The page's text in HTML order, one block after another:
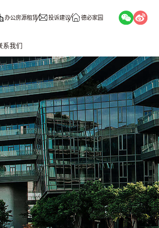
办公房源租赁 投诉建议 德必家园
系我们